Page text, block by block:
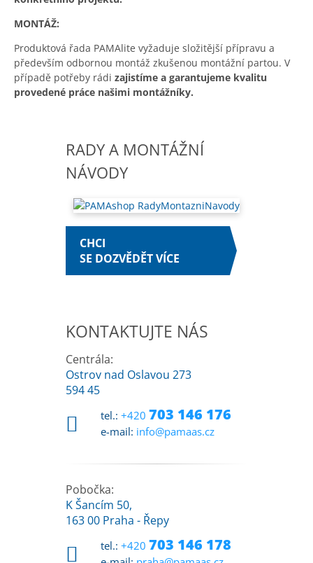
MONTÁŽ:
Produktová řada PAMAlite vyžaduje složitější přípravu a
především odbornou montáž zkušenou montážní partou. V
případě potřeby rádi zajistíme a garantujeme kvalitu
provedené práce našimi montážníky.
RADY A MONTÁŽNÍ
NÁVODY
CHCI
SE DOZVĚDĚT VÍCE
KONTAKTUJTE NÁS
Centrála:
Ostrov nad Oslavou 273
594 45
tel.: +420 703 146 176
e-mail: info@pamaas.cz
Pobočka:
K Šancím 50,
163 00 Praha - Řepy
tel.: +420 703 146 178